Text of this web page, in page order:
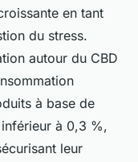
en tant
du stress.
autour du CBD
à base de
à 0,3 %,
leur